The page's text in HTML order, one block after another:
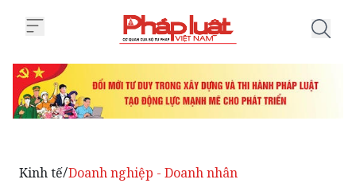
Kinh tế/Doanh nghiệp - Doanh nhân